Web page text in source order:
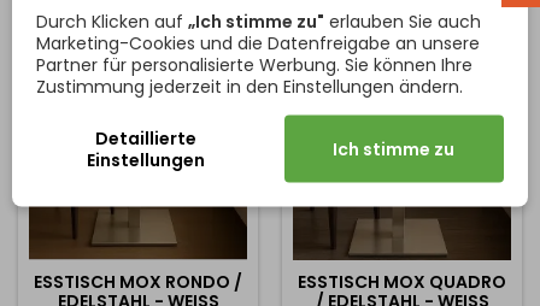
hohe Belastbarkeit
garantieren. Die
Oberfläche ist ein
extradickes Laminat, das
standhält....
hohe Belastbarkeit
garantieren. Die
Oberfläche ist ein
extradickes Laminat, das
dem täglichen Gebrauch
ESSTISCH MOX RONDO /
EDELSTAHL - WEISS G
ESSTISCH MOX QUADRO
/ EDELSTAHL - WEISS G
Durch Klicken auf „Ich stimme zu" erlauben Sie auch
Marketing-Cookies und die Datenfreigabe an unsere
Partner für personalisierte Werbung. Sie können Ihre
Zustimmung jederzeit in den Einstellungen ändern.
Detaillierte
Einstellungen
Ich stimme zu